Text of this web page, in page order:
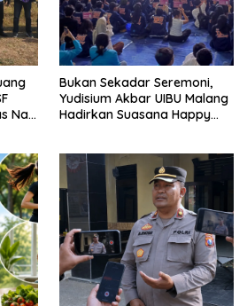
Naik
Bukan Sekadar Seremoni,
Yudisium Akbar UIBU Malang
Hadirkan Suasana Happy